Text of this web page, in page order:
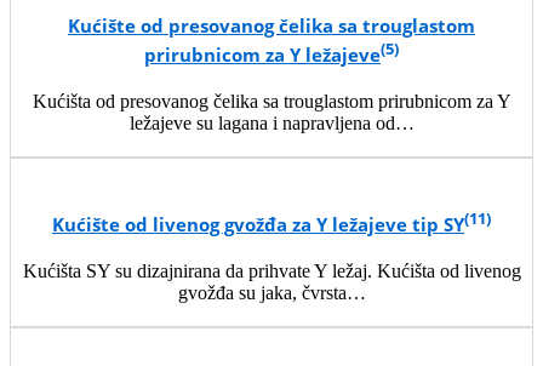
Kućište od presovanog čelika sa trouglastom
prirubnicom za Y ležajeve(5)
Kućišta od presovanog čelika sa trouglastom prirubnicom za Y
ležajeve su lagana i napravljena od…
Kućište od livenog gvožđa za Y ležajeve tip SY(11)
Kućišta SY su dizajnirana da prihvate Y ležaj. Kućišta od livenog
gvožđa su jaka, čvrsta…